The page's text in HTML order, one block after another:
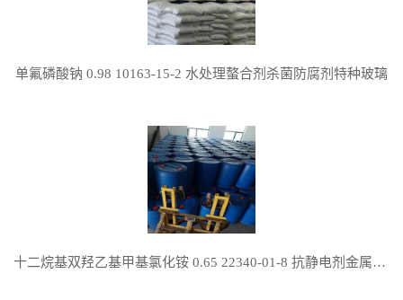
单氟磷酸钠 0.98 10163-15-2 水处理螯合剂杀菌防腐剂特种玻璃
十二烷基双羟乙基甲基氯化铵 0.65 22340-01-8 抗静电剂金属表面清洗矿物浮选